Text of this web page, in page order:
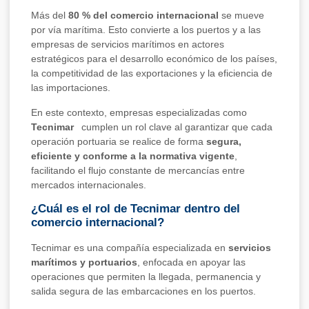
Más del 80 % del comercio internacional se mueve
por vía marítima. Esto convierte a los puertos y a las
empresas de servicios marítimos en actores
estratégicos para el desarrollo económico de los países,
la competitividad de las exportaciones y la eficiencia de
las importaciones.
En este contexto, empresas especializadas como
Tecnimar
cumplen un rol clave al garantizar que cada
operación portuaria se realice de forma segura,
eficiente y conforme a la normativa vigente
facilitando el flujo constante de mercancías entre
mercados internacionales.
¿Cuál es el rol de Tecnimar dentro del
comercio internacional?
Tecnimar es una compañía especializada en servicios
marítimos y portuarios , enfocada en apoyar las
operaciones que permiten la llegada, permanencia y
salida segura de las embarcaciones en los puertos.